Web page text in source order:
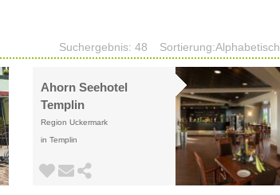
Suchergebnis: 48 Sortierung:Alphabetisch
Ahorn Seehotel
Templin
Region Uckermark
in Templin